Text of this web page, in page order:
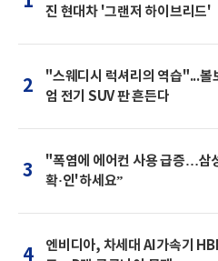
진 현대차 '그랜저 하이브리드'
2
"스웨디시 럭셔리의 역습"...볼
엄 전기 SUV 판 흔든다
3
"폭염에 에어컨 사용 급증…삼
확·인'하세요”
4
엔비디아, 차세대 AI가속기